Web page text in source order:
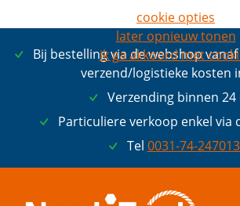
Bij bestelling via de webshop
verzend/logistieke kosten
Verzending binnen
Particuliere verkoop enkel via
Tel 0031-74-
cookie opties
later opnieuw tonen
ik ga akkoord met